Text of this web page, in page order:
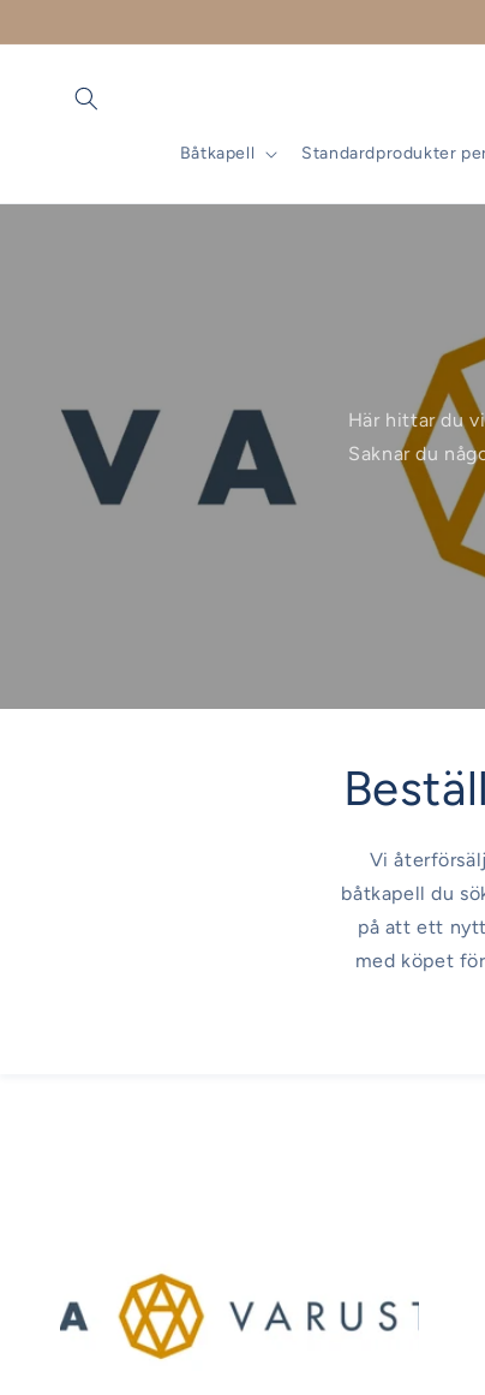
Båtkapell Standardprodukter
Här hittar du
Saknar du
Vi
båtkapell du
på att ett
med köpet